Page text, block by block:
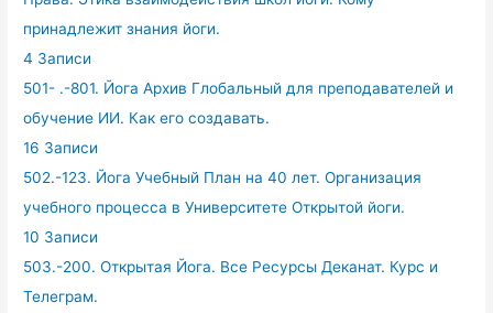
принадлежит знания йоги.
4 Записи
501- .-801. Йога Архив Глобальный для преподавателей и
обучение ИИ. Как его создавать.
16 Записи
502.-123. Йога Учебный План на 40 лет. Организация
учебного процесса в Университете Открытой йоги.
10 Записи
503.-200. Открытая Йога. Все Ресурсы Деканат. Курс и
Телеграм.